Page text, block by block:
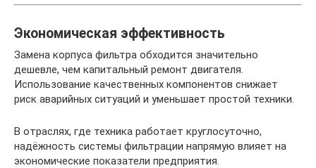
Экономическая эффективность
Замена корпуса фильтра обходится значительно
дешевле, чем капитальный ремонт двигателя.
Использование качественных компонентов снижает
риск аварийных ситуаций и уменьшает простой техники.
В отраслях, где техника работает круглосуточно,
надёжность системы фильтрации напрямую влияет на
экономические показатели предприятия.